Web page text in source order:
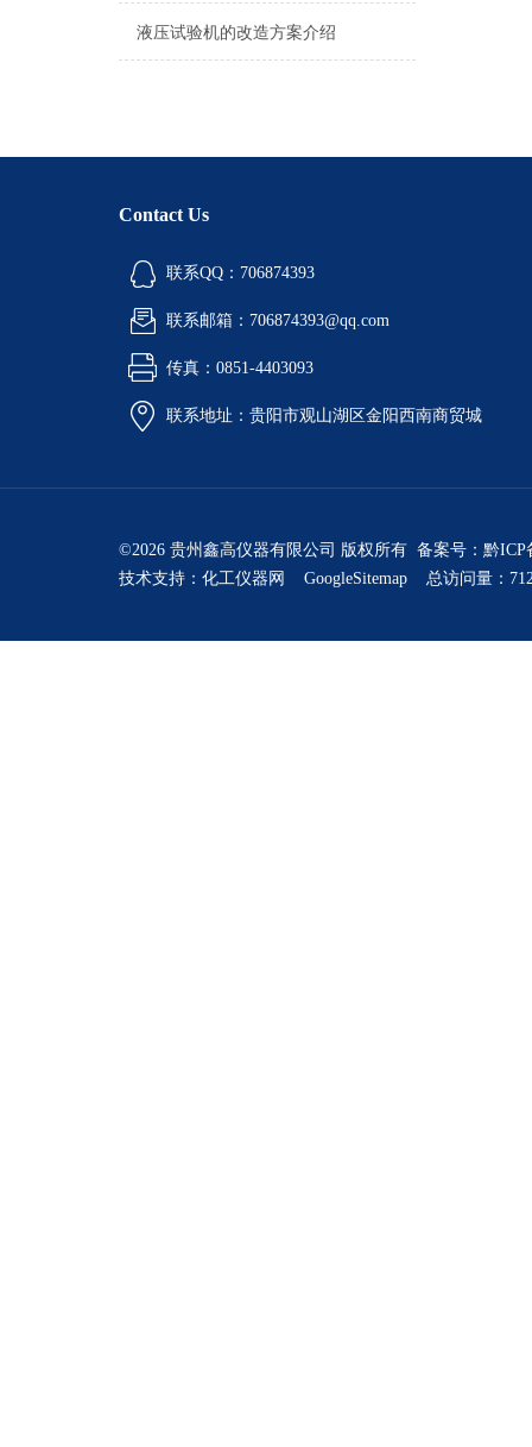
液压试验机的改造方案介绍
Contact Us
联系QQ：706874393
联系邮箱：706874393@qq.com
传真：0851-4403093
联系地址：贵阳市观山湖区金阳西南商贸城
©2026 贵州鑫高仪器有限公司 版权所有 备案号： 黔ICP
技术支持： 化工仪器网 GoogleSitemap 总访问量：